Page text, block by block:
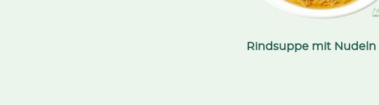
Rindsuppe mit Nudeln